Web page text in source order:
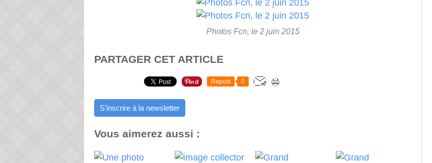
Photos Fcn, le 2 juin 2015
PARTAGER CET ARTICLE
Repost 0
S'inscrire à la newsletter
Vous aimerez aussi :